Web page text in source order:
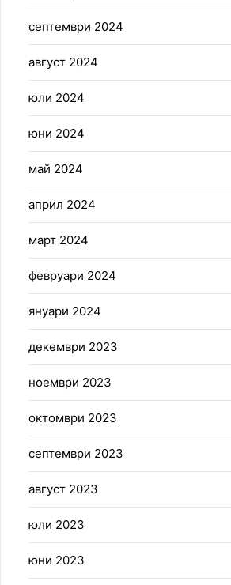
септември 2024
август 2024
юли 2024
юни 2024
май 2024
април 2024
март 2024
февруари 2024
януари 2024
декември 2023
ноември 2023
октомври 2023
септември 2023
август 2023
юли 2023
юни 2023